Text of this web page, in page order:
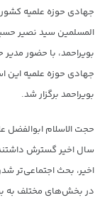
جهادی حوزه علمیه کشور
المسلمین سید نصیر
بویراحمد، با حضور
جهادی حوزه علمیه این
بویراحمد برگزار شد.
حجت الاسلام
سال اخیر گسترش
اخیر، بحث اجتماعی‌تر
در بخش‌های مختلف به